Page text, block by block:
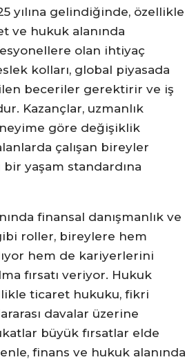
yılına gelindiğinde, özellikle
ve hukuk alanında
olan ihtiyaç
kolları, global piyasada
beceriler gerektirir ve iş
Kazançlar, uzmanlık
göre değişiklik
çalışan bireyler
yaşam standardına
finansal danışmanlık ve
roller, bireylere hem
hem de kariyerlerini
fırsatı veriyor. Hukuk
ticaret hukuku, fikri
davalar üzerine
büyük fırsatlar elde
finans ve hukuk alanında